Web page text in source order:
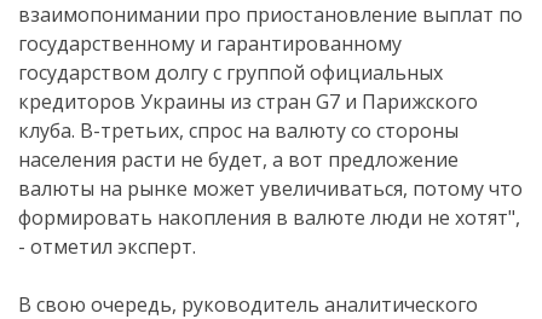
взаимопонимании про приостановление выплат по
государственному и гарантированному
государством долгу с группой официальных
кредиторов Украины из стран G7 и Парижского
клуба. В-третьих, спрос на валюту со стороны
населения расти не будет, а вот предложение
валюты на рынке может увеличиваться, потому что
формировать накопления в валюте люди не хотят",
- отметил эксперт.
В свою очередь, руководитель аналитического